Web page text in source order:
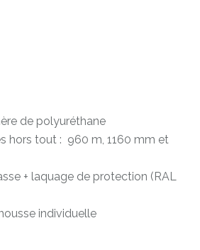
de polyuréthane
hors tout : 960 m, 1160 mm et
+ laquage de protection (RAL
individuelle